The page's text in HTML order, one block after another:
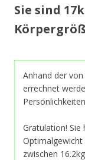
Sie sind
Anhand der
errechnet
Gratulation! Sie
zwischen